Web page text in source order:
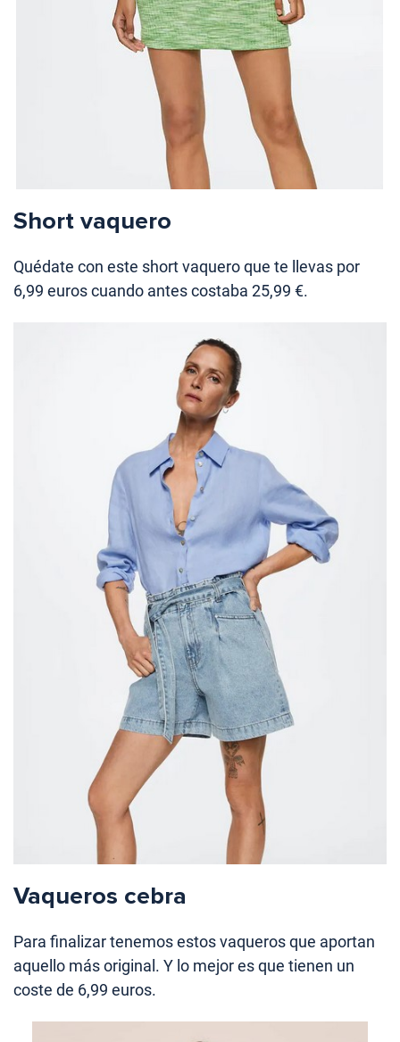
Short vaquero
Quédate con este short vaquero que te llevas por
6,99 euros cuando antes costaba 25,99 €.
Vaqueros cebra
Para finalizar tenemos estos vaqueros que aportan
aquello más original. Y lo mejor es que tienen un
coste de 6,99 euros.